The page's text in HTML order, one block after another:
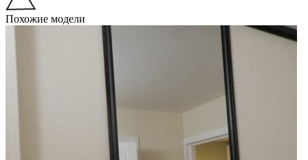
Похожие модели